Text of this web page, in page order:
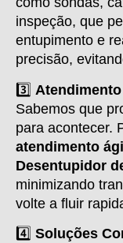
inspeção, que
entupimento e
precisão,
3️⃣
Sabemos que
para acontecer.
atendimento
Desentupidor
minimizando
volte a fluir
4️⃣ Soluções